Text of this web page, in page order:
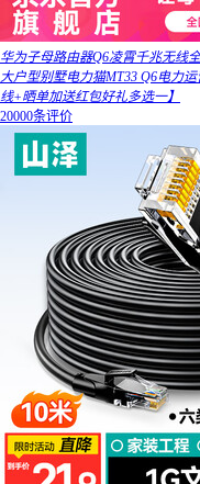
华为子母路由器Q6凌霄千兆无线
大户型别墅电力猫MT33 Q6电力
线+晒单加送红包好礼多选一】
20000条评价